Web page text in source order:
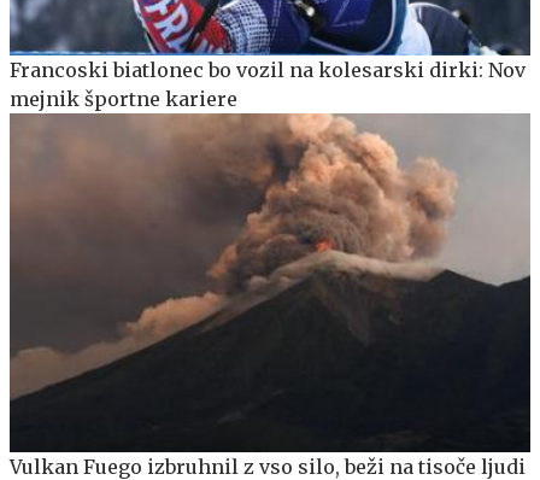
Francoski biatlonec bo vozil na kolesarski dirki: Nov
mejnik športne kariere
Vulkan Fuego izbruhnil z vso silo, beži na tisoče ljudi